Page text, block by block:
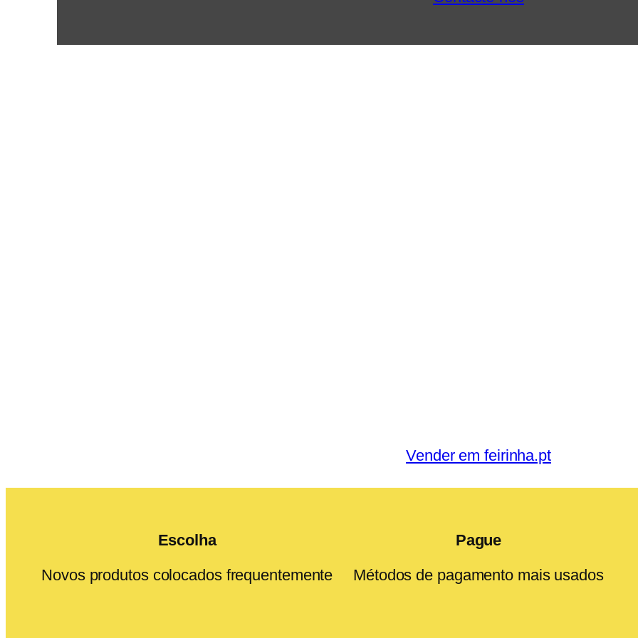
Vender em feirinha.pt
Escolha
Novos produtos colocados frequentemente
Pague
Métodos de pagamento mais usados